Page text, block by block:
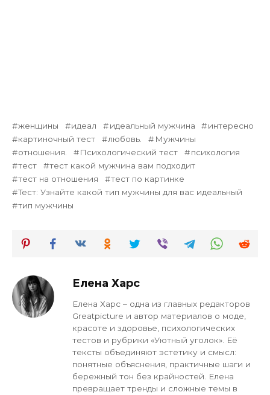
женщины идеал идеальный мужчина
интересно
картиночный тест
любовь.
Мужчины
отношения.
Психологический тест
психология
тест
тест какой мужчина вам подходит
тест на отношения
тест по картинке
Тест: Узнайте какой тип мужчины для вас идеальный
тип мужчины
Елена Харс
Елена Харс – одна из главных редакторов
Greatpicture и автор материалов о моде,
красоте и здоровье, психологических
тестов и рубрики «Уютный уголок». Её
тексты объединяют эстетику и смысл:
понятные объяснения, практичные шаги и
бережный тон без крайностей. Елена
превращает тренды и сложные темы в